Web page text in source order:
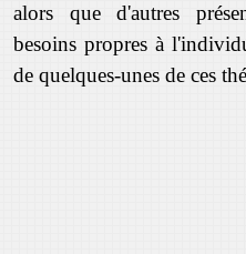
alors que d'autres
besoins propres à
de quelques-unes de ces